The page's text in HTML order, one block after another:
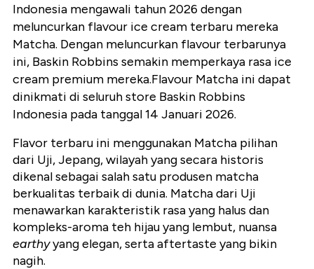
Indonesia mengawali tahun 2026 dengan
meluncurkan flavour ice cream terbaru mereka
Matcha. Dengan meluncurkan flavour terbarunya
ini, Baskin Robbins semakin memperkaya rasa ice
cream premium mereka.Flavour Matcha ini dapat
dinikmati di seluruh store Baskin Robbins
Indonesia pada tanggal 14 Januari 2026.
Flavor terbaru ini menggunakan Matcha pilihan
dari Uji, Jepang, wilayah yang secara historis
dikenal sebagai salah satu produsen matcha
berkualitas terbaik di dunia. Matcha dari Uji
menawarkan karakteristik rasa yang halus dan
kompleks-aroma teh hijau yang lembut, nuansa
earthyyang elegan, serta aftertaste yang bikin
nagih.